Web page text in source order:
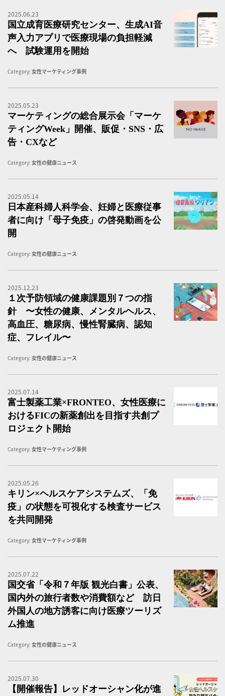
2025.06.23
国立成育医療研究センター、生成AI音
声入力アプリで医療現場の負担軽減
へ 試験運用を開始
Category: 女性マーケティング事例
2025.05.23
マーケティングの総合展示会「マーケ
ティングWeek」開催、販促・SNS・広
告・CXなど
Category: 女性の健康ニュース
2025.05.14
日本産科婦人科学会、妊婦と医療従事
者に向け「母子免疫」の啓発動画を公
開
Category: 女性の健康ニュース
2025.12.23
１次予防領域の健康課題別７つの指
針 〜女性の健康、メンタルヘルス、
高血圧、糖尿病、慢性腎臓病、認知
症、フレイル〜
Category: 女性の健康ニュース
2025.07.14
富士製薬工業×FRONTEO、女性医療に
おけるFICの新薬創出を目指す共創プ
ロジェクト開始
Category: 女性マーケティング事例
2025.05.26
キリン×ヘルスケアシステムズ、「免
疫」の状態を可視化する検査サービス
を共同開発
Category: 女性マーケティング事例
2025.07.22
国交省「令和７年版 観光白書」公表、
国内外の旅行者数や消費額など 訪日
外国人の地方誘客に向け医療ツーリズ
ム推進
Category: 女性の健康ニュース
2025.07.30
【開催報告】レッドオーシャン化が進